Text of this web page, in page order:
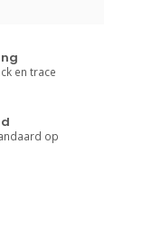
en trace
op